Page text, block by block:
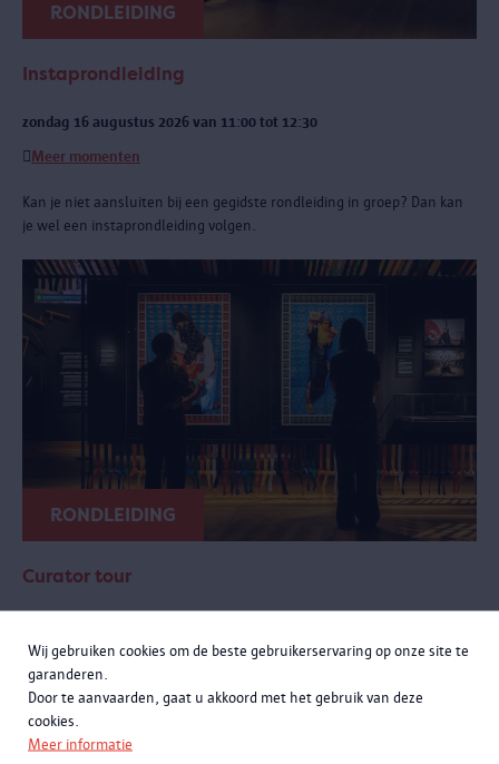
Wij gebruiken cookies om de beste gebruikerservaring op onze site te
garanderen.
Door te aanvaarden, gaat u akkoord met het gebruik van deze
cookies.
Meer informatie
RONDLEIDING
Instaprondleiding
zondag 16 augustus 2026 van 11:00 tot 12:30
Meer momenten
Kan je niet aansluiten bij een gegidste rondleiding in groep? Dan kan
je wel een instaprondleiding volgen.
RONDLEIDING
Curator tour
Meer momenten
Een exclusieve rondleiding met curatoren Rachid Atia en Roselyne
Francken. Je leert niet alleen de opmerkelijke verhalen achter de
objecten kennen, maar komt ook meer te weten over de bijzondere